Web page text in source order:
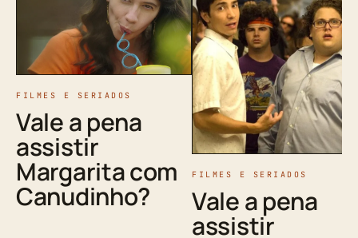
FILMES E SERIADOS
Vale a pena
assistir
Margarita com
Canudinho?
FILMES E SERIADOS
Vale a pena
assistir